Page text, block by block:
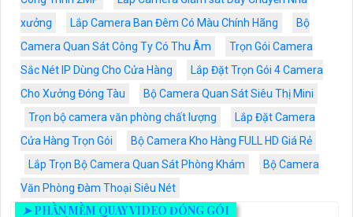
xưởng
Lắp Camera Ban Đêm Có Màu Chính Hãng
Bộ
Camera Quan Sát Công Ty Có Thu Âm
Trọn Gói Camera
Sắc Nét IP Dùng Cho Cửa Hàng
Lắp Đặt Trọn Gói 4 Camera
Cho Xưởng Đóng Tàu
Bộ Camera Quan Sát Siêu Thị Mini
Trọn bộ camera văn phòng chất lượng
Lắp Đặt Camera
Cửa Hàng Trọn Gói
Bộ Camera Kho Hàng FULL HD Giá Rẻ
Lắp Trọn Bộ Camera Quan Sát Phòng Khám
Bộ Camera
Văn Phòng Đàm Thoại Siêu Nét
➤PHẦN MỀM QUAY VIDEO ĐÓNG GÓI